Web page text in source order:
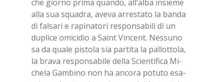
che gior­no pri­ma quan­do, al­l’al­ba in­sie­me
alla sua squa­dra, ave­va ar­re­sta­to la ban­da
di fal­sa­ri e ra­pi­na­to­ri re­spon­sa­bi­li di un
du­pli­ce omi­ci­dio a Saint Vin­cent. Nes­su­no
sa da qua­le pi­sto­la sia par­ti­ta la pal­lot­to­la,
la bra­va re­spon­sa­bi­le del­la Scien­ti­fi­ca Mi­
che­la Gam­bi­no non ha an­co­ra po­tu­to esa­